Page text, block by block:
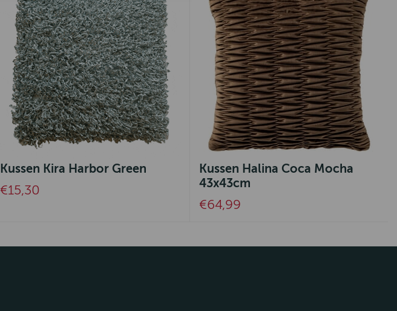
Kussen Kira Harbor Green
€15,30
Kussen Halina Coca Mocha
43x43cm
€64,99